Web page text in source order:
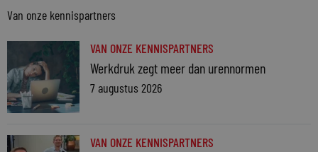
Van onze kennispartners
VAN ONZE KENNISPARTNERS
Werkdruk zegt meer dan urennormen
7 augustus 2026
VAN ONZE KENNISPARTNERS